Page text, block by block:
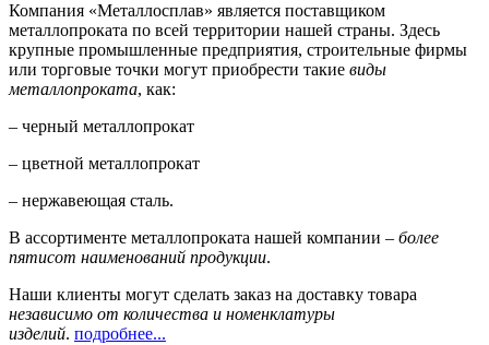
Компания «Металлосплав» является поставщиком
металлопроката по всей территории нашей страны. Здесь
крупные промышленные предприятия, строительные фирмы
или торговые точки могут приобрести такие виды
металлопроката, как:
– черный металлопрокат
– цветной металлопрокат
– нержавеющая сталь.
В ассортименте металлопроката нашей компании – более
пятисот наименований продукции.
Наши клиенты могут сделать заказ на доставку товара
независимо от количества и номенклатуры
изделий. подробнее...